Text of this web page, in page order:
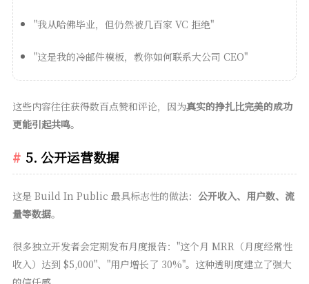
"我从哈佛毕业，但仍然被几百家 VC 拒绝"
"这是我的冷邮件模板，教你如何联系大公司 CEO"
这些内容往往获得数百点赞和评论，因为真实的挣扎比完美的成功
更能引起共鸣。
5. 公开运营数据
这是 Build In Public 最具标志性的做法： 公开收入、用户数、流
量等数据。
很多独立开发者会定期发布月度报告："这个月 MRR（月度经常性
收入）达到 $5,000"、"用户增长了 30%"。这种透明度建立了强大